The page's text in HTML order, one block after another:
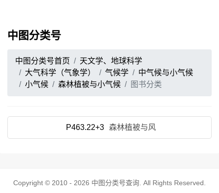
中图分类号
中图分类号首页
天文学、地球科学
大气科学（气象学）
气候学
中气候与小气候
小气候
森林植被与小气候 图书分类
P463.22+3 森林植被与风
Copyright © 2010 - 2026 中图分类号查询 . All Rights Reserved.